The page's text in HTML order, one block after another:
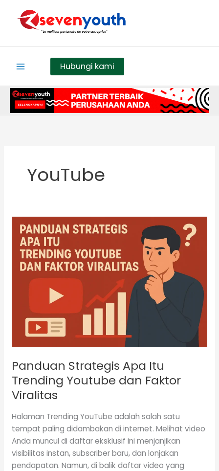
content
Hubungi kami
YouTube
Panduan Strategis Apa Itu
Trending Youtube dan Faktor
Viralitas
Halaman Trending YouTube adalah salah satu
tempat paling didambakan di internet. Melihat video
Anda muncul di daftar eksklusif ini menjanjikan
visibilitas instan, subscriber baru, dan lonjakan
pendapatan. Namun, di balik daftar video yang
Panduan
Strategis
Apa
Itu
Trending
Youtube
Faktor
Viralitas